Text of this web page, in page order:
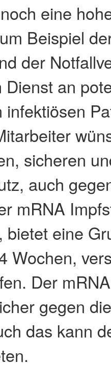
eine
Beispiel
der
Dienst an
infektiösen
sicheren
auch
mRNA
bietet eine
Wochen,
Der
gegen
das kann